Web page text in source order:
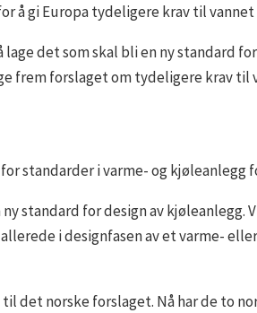
å gi Europa tydeligere krav til
det som skal bli en ny standard
frem forslaget om tydeligere krav
standarder i varme- og kjøleanlegg
standard for design av kjøleanlegg.
i designfasen av et varme-
det norske forslaget. Nå har de to